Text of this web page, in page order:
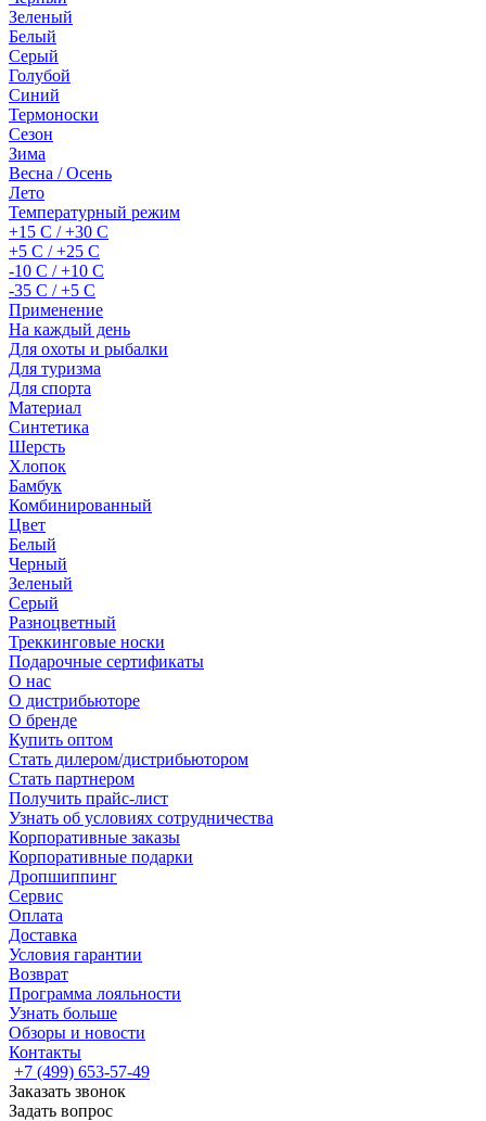
Зеленый
Белый
Серый
Голубой
Синий
Термоноски
Сезон
Зима
Весна / Осень
Лето
Температурный режим
+15 С / +30 С
+5 С / +25 С
-10 С / +10 С
-35 С / +5 С
Применение
На каждый день
Для охоты и рыбалки
Для туризма
Для спорта
Материал
Синтетика
Шерсть
Хлопок
Бамбук
Комбинированный
Цвет
Белый
Черный
Зеленый
Серый
Разноцветный
Треккинговые носки
Подарочные сертификаты
О нас
О дистрибьюторе
О бренде
Купить оптом
Стать дилером/дистрибьютором
Стать партнером
Получить прайс-лист
Узнать об условиях сотрудничества
Корпоративные заказы
Корпоративные подарки
Дропшиппинг
Сервис
Оплата
Доставка
Условия гарантии
Возврат
Программа лояльности
Узнать больше
Обзоры и новости
Контакты
+7 (499) 653-57-49
Заказать звонок
Задать вопрос